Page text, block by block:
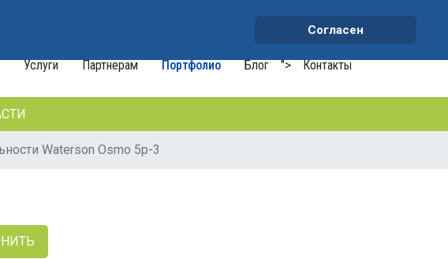
490-33 waterson-s@ya.ru
Услуги Партнерам Портфолио Блог "> Контакты
Waterson Osmo 5p-3
Согласен